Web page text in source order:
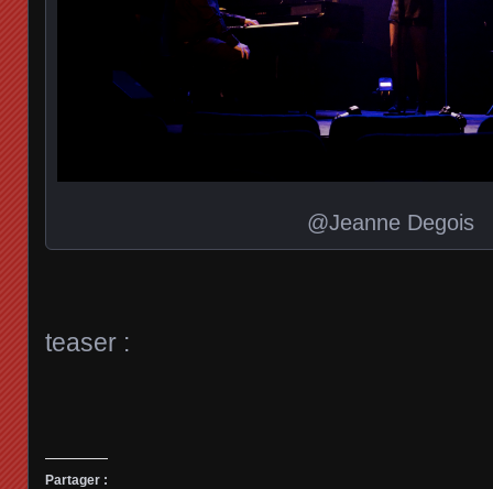
@Jeanne Degois
teaser :
Partager :